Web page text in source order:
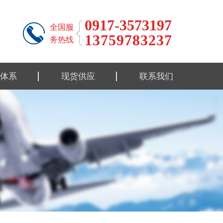
全国服
务热线
0917-3573197
13759783237
系
准
准
告
现货供应
钛合金制品
钛设备类
联系我们